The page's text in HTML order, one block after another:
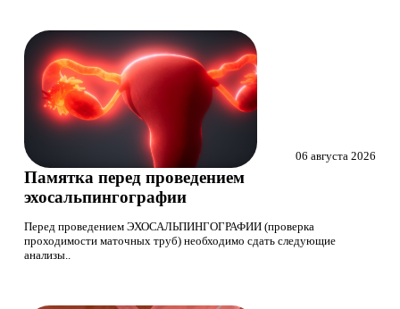
Памятка перед проведением
эхосальпингографии
Перед проведением ЭХОСАЛЬПИНГОГРАФИИ (проверка
проходимости маточных труб) необходимо сдать следующие
анализы..
06 августа 2026